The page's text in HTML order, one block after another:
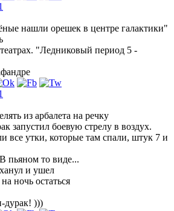
нашли орешек в центре галактики"
"Ледниковый период 5 -
из арбалета на речку
запустил боевую стрелу в воздух.
все утки, которые там спали, штук 7 и
пьяном то виде...
и ушел
ночь остаться
дурак! )))